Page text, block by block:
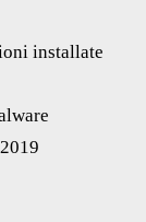
installate